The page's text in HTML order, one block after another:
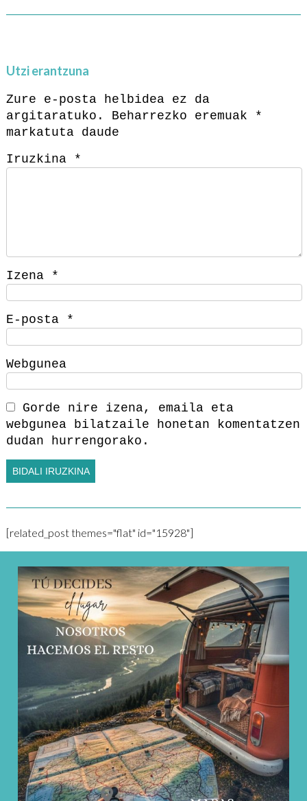
Utzi erantzuna
Zure e-posta helbidea ez da
argitaratuko.
Beharrezko eremuak
*
markatuta daude
Iruzkina
*
Izena *
E-posta *
Webgunea
Gorde nire izena, emaila eta
webgunea bilatzaile honetan komentatzen
dudan hurrengorako.
[related_post themes="flat" id="15928"]